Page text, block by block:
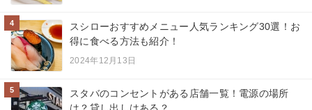
4
スシローおすすめメニュー人気ランキング30選！お
得に食べる方法も紹介！
2024年12月13日
5
スタバのコンセントがある店舗一覧！電源の場所